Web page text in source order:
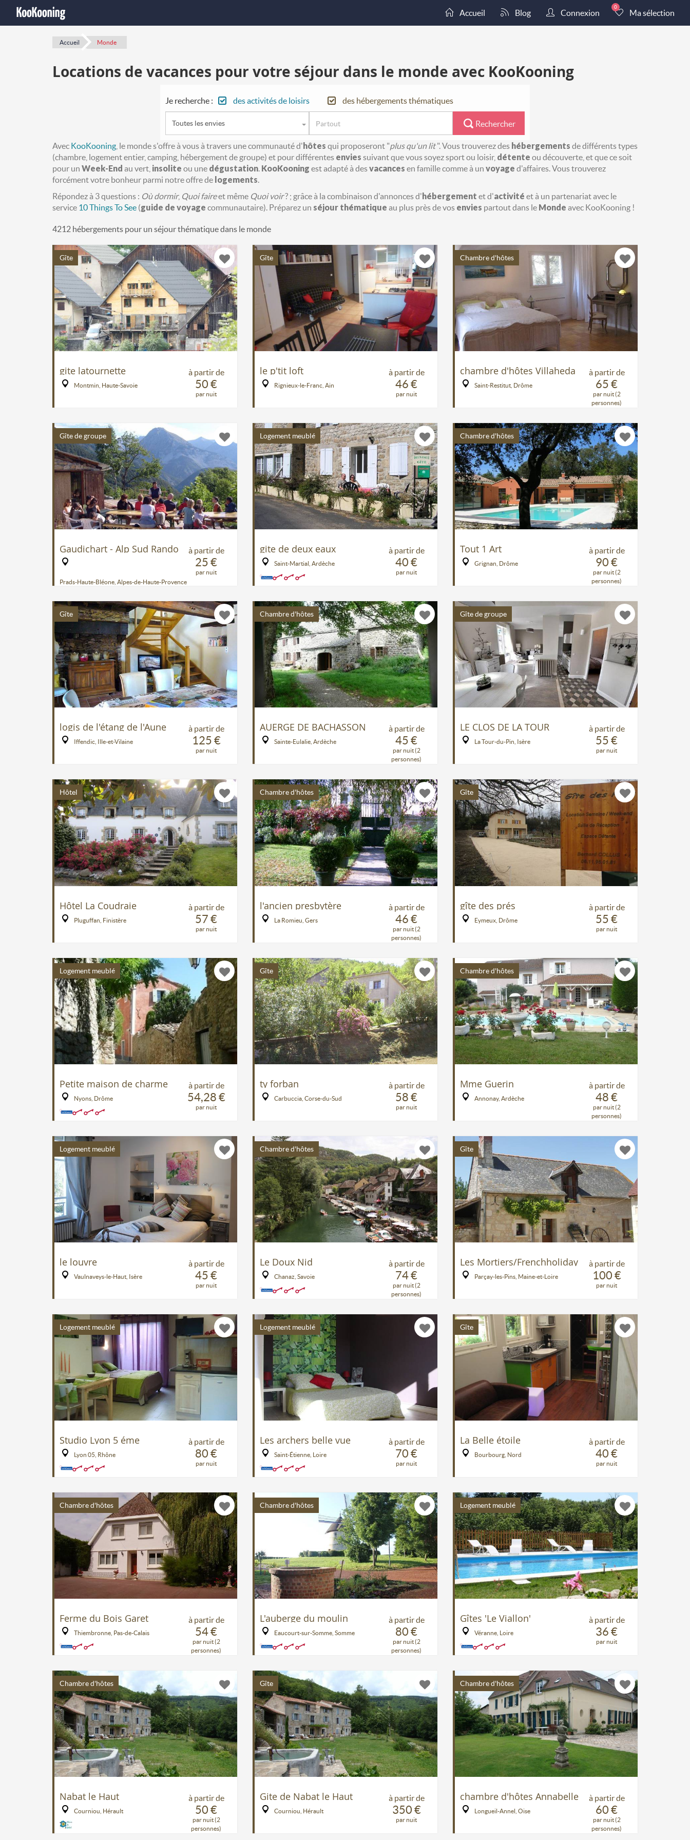
Accueil Blog Connexion
0
Ma sélection
Accueil Monde
Locations de vacances pour votre séjour dans le monde avec KooKooning
Je recherche : des activités de loisirs des hébergements thématiques
Toutes les envies Rechercher
Avec KooKooning , le monde s'offre à vous à travers une communauté d'hôtes qui proposeront "plus qu'un lit". Vous trouverez des hébergements de différents types
(chambre, logement entier, camping, hébergement de groupe) et pour différentes envies suivant que vous soyez sport ou loisir, détente ou découverte, et que ce soit
pour un Week-End au vert, insolite ou une dégustation. KooKooning est adapté à desvacances en famille comme à un voyage d'affaires. Vous trouverez
forcément votre bonheur parmi notre offre de logements.
Répondez à 3 questions : Où dormir, Quoi faireet même Quoi voir? ; grâce à la combinaison d'annonces d'hébergement et d'activité et à un partenariat avec le
service 10 Things To See (guide de voyage communautaire). Préparez un séjour thématique au plus près de vos envies partout dans le Monde avec KooKooning !
4212 hébergements pour un séjour thématique dans le monde
Gîte
à partir de
50 €
par nuit
gite latournette
Montmin, Haute-Savoie
Gîte
à partir de
46 €
par nuit
le p'tit loft
Rignieux-le-Franc, Ain
Chambre d'hôtes
à partir de
65 €
par nuit (2
personnes)
chambre d'hôtes Villaheda
Saint-Restitut, Drôme
Gîte de groupe
à partir de
25 €
par nuit
Gaudichart - Alp Sud Rando
Prads-Haute-Bléone, Alpes-de-Haute-Provence
Logement meublé
à partir de
40 €
par nuit
gite de deux eaux
Saint-Martial, Ardèche
Chambre d'hôtes
à partir de
90 €
par nuit (2
personnes)
Tout 1 Art
Grignan, Drôme
Gîte
à partir de
125 €
par nuit
logis de l'étang de l'Aune
Iffendic, Ille-et-Vilaine
Chambre d'hôtes
à partir de
45 €
par nuit (2
personnes)
AUERGE DE BACHASSON
Sainte-Eulalie, Ardèche
Gîte de groupe
à partir de
55 €
par nuit
LE CLOS DE LA TOUR
La Tour-du-Pin, Isère
Hôtel
à partir de
57 €
par nuit
Hôtel La Coudraie
Pluguffan, Finistère
Chambre d'hôtes
à partir de
46 €
par nuit (2
personnes)
l'ancien presbytère
La Romieu, Gers
Gîte
à partir de
55 €
par nuit
gîte des prés
Eymeux, Drôme
Logement meublé
à partir de
54,28 €
par nuit
Petite maison de charme
Nyons, Drôme
Gîte
à partir de
58 €
par nuit
ty forban
Carbuccia, Corse-du-Sud
Chambre d'hôtes
à partir de
48 €
par nuit (2
personnes)
Mme Guerin
Annonay, Ardèche
Logement meublé
à partir de
45 €
par nuit
le louvre
Vaulnaveys-le-Haut, Isère
Chambre d'hôtes
à partir de
74 €
par nuit (2
personnes)
Le Doux Nid
Chanaz, Savoie
Gîte
à partir de
100 €
par nuit
Les Mortiers/Frenchholiday
Parçay-les-Pins, Maine-et-Loire
Logement meublé
à partir de
80 €
par nuit
Studio Lyon 5 éme
Lyon 05, Rhône
Logement meublé
à partir de
70 €
par nuit
Les archers belle vue
Saint-Étienne, Loire
Gîte
à partir de
40 €
par nuit
La Belle étoile
Bourbourg, Nord
Chambre d'hôtes
à partir de
54 €
par nuit (2
personnes)
Ferme du Bois Garet
Thiembronne, Pas-de-Calais
Chambre d'hôtes
à partir de
80 €
par nuit (2
personnes)
L'auberge du moulin
Eaucourt-sur-Somme, Somme
Logement meublé
à partir de
36 €
par nuit
Gîtes 'Le Viallon'
Véranne, Loire
Chambre d'hôtes
à partir de
50 €
par nuit (2
personnes)
Nabat le Haut
Courniou, Hérault
Gîte
à partir de
350 €
par nuit
Gite de Nabat le Haut
Courniou, Hérault
Chambre d'hôtes
à partir de
60 €
par nuit (2
personnes)
chambre d'hôtes Annabelle
Longueil-Annel, Oise